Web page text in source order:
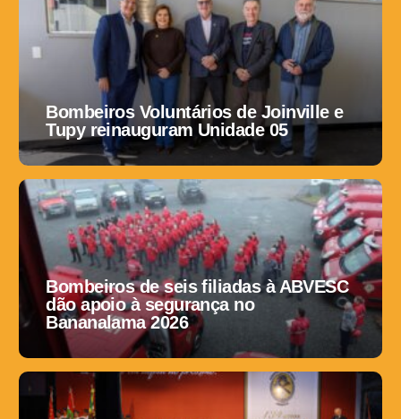
Bombeiros Voluntários de Joinville e
Tupy reinauguram Unidade 05
Bombeiros de seis filiadas à ABVESC
dão apoio à segurança no
Bananalama 2026